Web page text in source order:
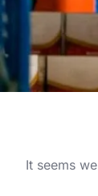
It seems